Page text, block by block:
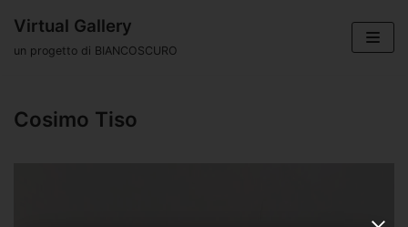
Vai
contenuto
Virtual Gallery
un progetto di BIANCOSCURO
Cosimo Tiso